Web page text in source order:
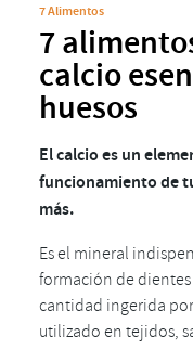
7 Alimentos
7
calcio
huesos
El calcio es un
funcionamiento de
más.
Es el mineral
formación de
cantidad ingerida
utilizado en tejidos,